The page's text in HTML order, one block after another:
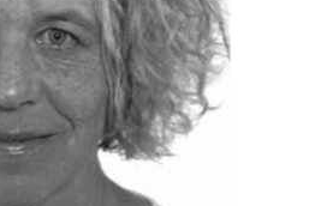
ANGEBOTE